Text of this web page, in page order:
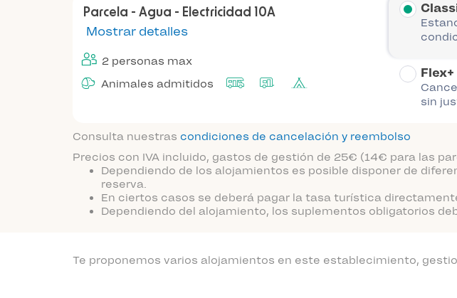
Parcela - Agua - Electricidad 10A
Mostrar detalles
2 personas max
Animales admitidos
Flex+
sin
Consulta nuestras condiciones de cancelación y reembolso
Precios con IVA incluido, gastos de gestión de 25€ (14€ para las
Dependiendo de los alojamientos es posible disponer de
reserva.
En ciertos casos se deberá pagar la tasa turística
Dependiendo del alojamiento, los suplementos obligatorios
Te proponemos varios alojamientos en este establecimiento,